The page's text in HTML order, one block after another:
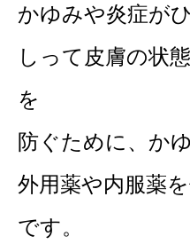
かゆみや炎症が
しって皮膚の状
を
防ぐために、か
外用薬や内服薬
です。